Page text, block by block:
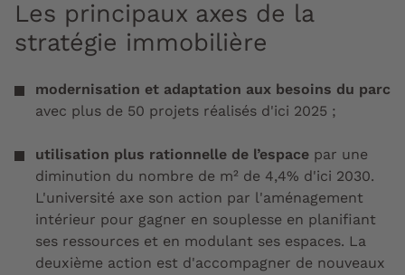
Les principaux axes de la
stratégie immobilière
modernisation et adaptation aux besoins du parc
avec plus de 50 projets réalisés d'ici 2025 ;
utilisation plus rationnelle de l’espace par une
diminution du nombre de m² de 4,4% d'ici 2030.
L'université axe son action par l'aménagement
intérieur pour gagner en souplesse en planifiant
ses ressources et en modulant ses espaces. La
deuxième action est d'accompagner de nouveaux